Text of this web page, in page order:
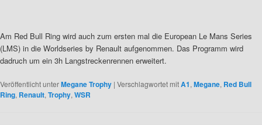
Am Red Bull Ring wird auch zum ersten mal die European Le Mans Series
(LMS) in die Worldseries by Renault aufgenommen. Das Programm wird
dadruch um ein 3h Langstreckenrennen erweitert.
Veröffentlicht unterMegane Trophy | Verschlagwortet mitA1, Megane, Red Bull
Ring, Renault, Trophy, WSR